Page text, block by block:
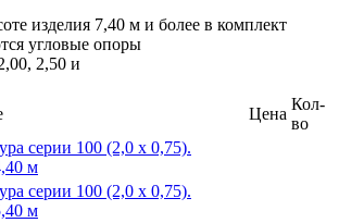
изделия 7,40 м и более в комплект
угловые опоры
2,50 и
Цена
Кол-
во
серии 100 (2,0 х 0,75).
м
серии 100 (2,0 х 0,75).
м